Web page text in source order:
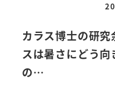
カラス博士の研
スは暑さにどう
の…